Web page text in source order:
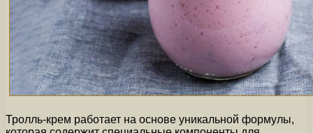
Тролль-крем работает на основе уникальной формулы,